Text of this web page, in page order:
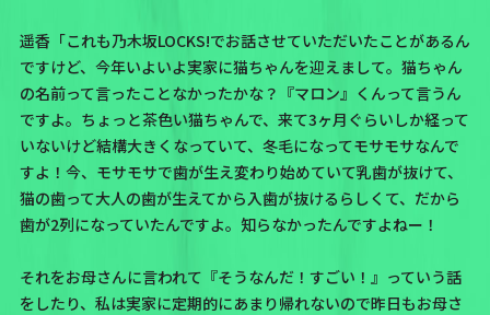
遥香「これも乃木坂LOCKS!でお話させていただいたことがあるん
ですけど、 今年いよいよ実家に猫ちゃんを迎えまして。 猫ちゃん
の名前って言ったことなかったかな？ 『マロン』くんって言うん
ですよ。ちょっと茶色い猫ちゃんで、来て3ヶ月ぐらいしか経って
いないけど結構大きくなっていて、冬毛になってモサモサなんで
すよ！今、モサモサで歯が生え変わり始めていて乳歯が抜けて、
猫の歯って大人の歯が生えてから入歯が抜けるらしくて、だから
歯が2列になっていたんですよ。知らなかったんですよねー！
それをお母さんに言われて『そうなんだ！すごい！』っていう話
をしたり、私は実家に定期的にあまり帰れないので昨日もお母さ